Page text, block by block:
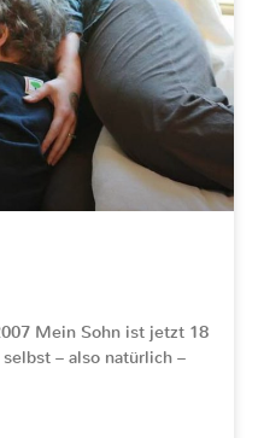
Mein Sohn ist jetzt 18
– also natürlich –